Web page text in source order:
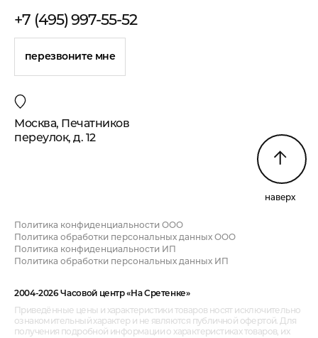
+7 (495) 997-55-52
перезвоните мне
Москва, Печатников
переулок, д. 12
наверх
Политика конфиденциальности ООО
Политика обработки персональных данных ООО
Политика конфиденциальности ИП
Политика обработки персональных данных ИП
2004-2026 Часовой центр «На Сретенке»
Приведённые цены и характеристики товаров носят исключительно
ознакомительный характер и не являются публичной офертой. Для
получения подробной информации о характеристиках товаров, их